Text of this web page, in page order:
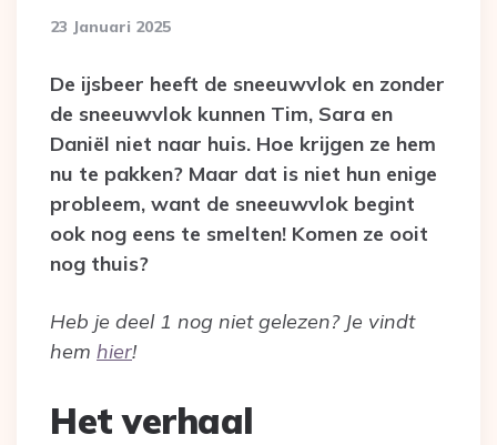
23 Januari 2025
De ijsbeer heeft de sneeuwvlok en zonder
de sneeuwvlok kunnen Tim, Sara en
Daniël niet naar huis. Hoe krijgen ze hem
nu te pakken? Maar dat is niet hun enige
probleem, want de sneeuwvlok begint
ook nog eens te smelten! Komen ze ooit
nog thuis?
Heb je deel 1 nog niet gelezen? Je vindt
hem hier!
Het verhaal